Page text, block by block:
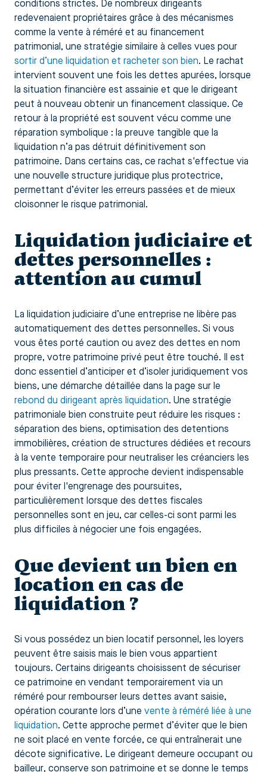
conditions strictes. De nombreux dirigeants
redevenaient propriétaires grâce à des mécanismes
comme la vente à réméré et au financement
patrimonial, une stratégie similaire à celles vues pour
sortir d’une liquidation et racheter son bien. Le rachat
intervient souvent une fois les dettes apurées, lorsque
la situation financière est assainie et que le dirigeant
peut à nouveau obtenir un financement classique. Ce
retour à la propriété est souvent vécu comme une
réparation symbolique : la preuve tangible que la
liquidation n’a pas détruit définitivement son
patrimoine. Dans certains cas, ce rachat s'effectue via
une nouvelle structure juridique plus protectrice,
permettant d’éviter les erreurs passées et de mieux
cloisonner le risque patrimonial.
Liquidation judiciaire et
dettes personnelles :
attention au cumul
La liquidation judiciaire d’une entreprise ne libère pas
automatiquement des dettes personnelles. Si vous
vous êtes porté caution ou avez des dettes en nom
propre, votre patrimoine privé peut être touché. Il est
donc essentiel d’anticiper et d’isoler juridiquement vos
biens, une démarche détaillée dans la page sur le
rebond du dirigeant après liquidation. Une stratégie
patrimoniale bien construite peut réduire les risques :
séparation des biens, optimisation des detentions
immobilières, création de structures dédiées et recours
à la vente temporaire pour neutraliser les créanciers les
plus pressants. Cette approche devient indispensable
pour éviter l'engrenage des poursuites,
particulièrement lorsque des dettes fiscales
personnelles sont en jeu, car celles-ci sont parmi les
plus difficiles à négocier une fois engagées.
Que devient un bien en
location en cas de
liquidation ?
Si vous possédez un bien locatif personnel, les loyers
peuvent être saisis mais le bien vous appartient
toujours. Certains dirigeants choisissent de sécuriser
ce patrimoine en vendant temporairement via un
réméré pour rembourser leurs dettes avant saisie,
opération courante lors d’une vente à réméré liée à une
liquidation. Cette approche permet d’éviter que le bien
ne soit placé en vente forcée, ce qui entraînerait une
décote significative. Le dirigeant demeure occupant ou
bailleur, conserve son patrimoine et se donne le temps